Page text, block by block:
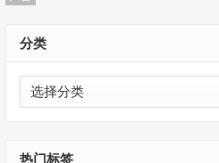
分类
分
类
热门标签